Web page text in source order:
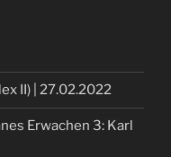
II) | 27.02.2022
Erwachen 3: Karl